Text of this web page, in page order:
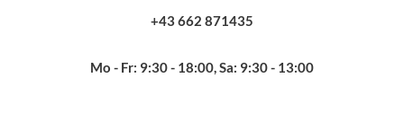
+43 662 871435
Mo - Fr: 9:30 - 18:00, Sa: 9:30 - 13:00